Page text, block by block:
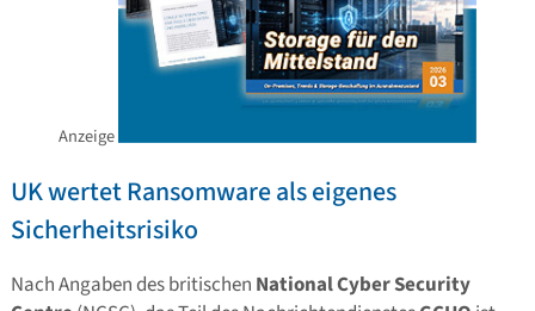
Anzeige
UK wertet Ransomware als eigenes
Sicherheitsrisiko
Nach Angaben des britischen National Cyber Security